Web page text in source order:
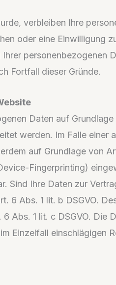
verbleiben Ihre
oder eine Einwilligung
personenbezogenen
Fortfall dieser Gründe.
Daten auf
werden. Im Falle einer
auf Grundlage von
Fingerprinting)
Sind Ihre Daten zur
Abs. 1 lit. b DSGVO.
Abs. 1 lit. c DSGVO. Die
Einzelfall einschlägigen